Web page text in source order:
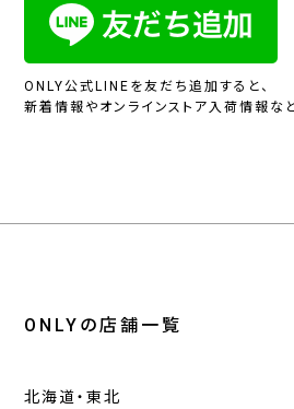
ONLY公式LINEを友だち追加すると、
新着情報やオンラインストア入荷情報な
ONLYの店舗一覧
北海道・東北